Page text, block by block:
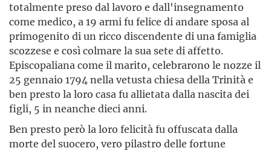
totalmente preso dal lavoro e dall'insegnamento
come medico, a 19 armi fu felice di andare sposa al
primogenito di un ricco discen­dente di una famiglia
scozzese e così colmare la sua sete di affetto.
Episcopaliana come il marito, celebrarono le nozze il
25 gennaio 1794 nella vetusta chiesa della Trinità e
ben presto la loro casa fu allietata dalla nascita dei
figli, 5 in neanche dieci anni.
Ben presto però la loro felicità fu offuscata dalla
morte del suocero, vero pilastro delle fortune